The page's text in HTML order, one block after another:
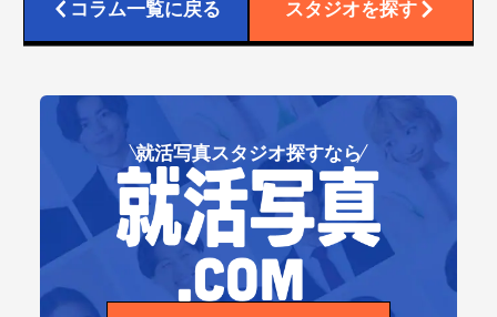
コラム一覧に戻る スタジオを探す
就活写真スタジオ探すなら